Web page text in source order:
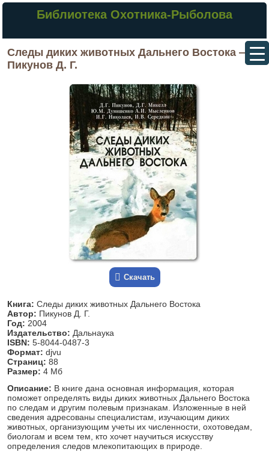
Библиотека Охотника-Рыболова
Следы диких животных Дальнего Востока —
Пикунов Д. Г.
Скачать
Книга: Следы диких животных Дальнего Востока
Автор: Пикунов Д. Г.
Год: 2004
Издательство: Дальнаука
ISBN: 5-8044-0487-3
Формат: djvu
Страниц: 88
Размер: 4 Мб
Описание: В книге дана основная информация, которая
поможет определять виды диких животных Дальнего Востока
по следам и другим полевым признакам. Изложенные в ней
сведения адресованы специалистам, изучающим диких
животных, организующим учеты их численности, охотоведам,
биологам и всем тем, кто хочет научиться искусству
определения следов млекопитающих в природе.